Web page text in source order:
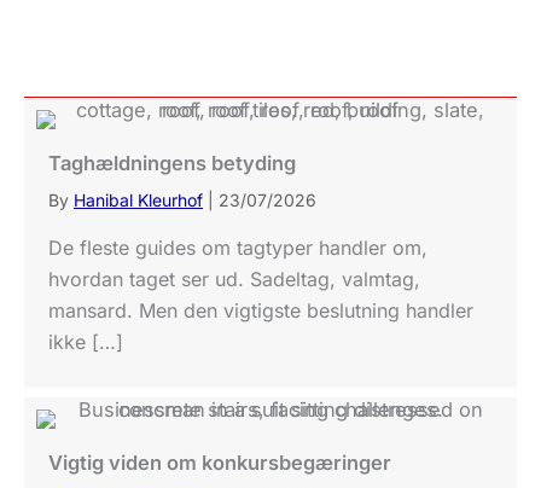
Taghældningens betyding
By Hanibal Kleurhof 23/07/2026
De fleste guides om tagtyper handler om,
hvordan taget ser ud. Sadeltag, valmtag,
mansard. Men den vigtigste beslutning handler
ikke […]
Vigtig viden om konkursbegæringer